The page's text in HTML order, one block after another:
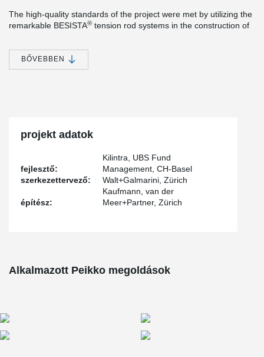
The high-quality standards of the project were met by utilizing the
remarkable BESISTA® tension rod systems in the construction of
The slender tension bars and rod anchors provided by BESISTA
play a vital role in stabilizing the facade construction,
Each tension rod system underwent a pre-tensioning process of
BŐVEBBEN
projekt adatok
fejlesztő:
Kilintra, UBS Fund
Management, CH-Basel
szerkezettervező:
Walt+Galmarini, Zürich
építész:
Kaufmann, van der
Meer+Partner, Zürich
Alkalmazott Peikko megoldások